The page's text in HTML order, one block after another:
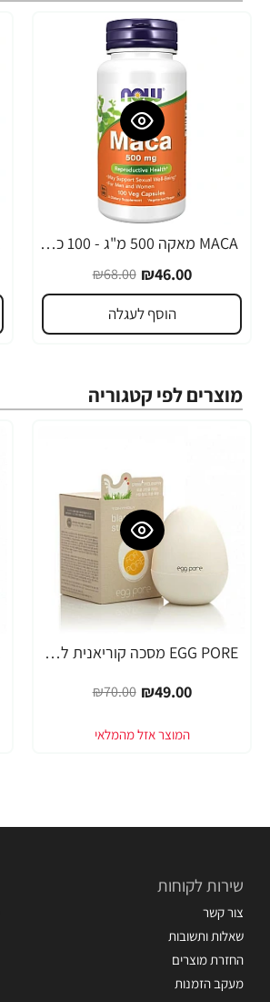
-32%
MACA מאקה 500 מ"ג - 100 כמוסות - מבית NOW FOODS
₪46.00
₪68.00
הוסף לעגלה
מוצרים לפי קטגוריה
-30%
EGG PORE מסכה קוריאנית לניקוי ראשים שחורים 30 גרם - מבית Tony Moly
₪49.00
₪70.00
שירות לקוחות
צור קשר
שאלות ותשובות
החזרת מוצרים
מעקב הזמנות